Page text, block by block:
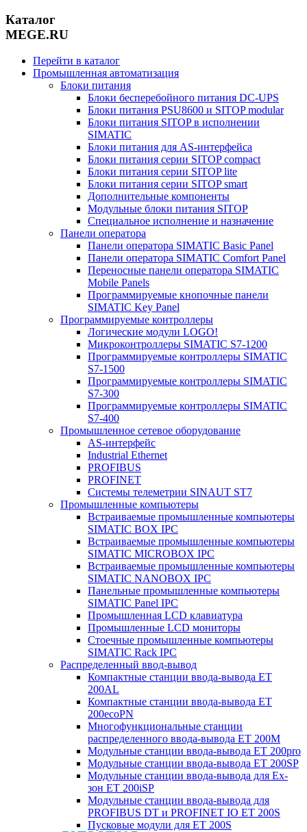
Каталог
MEGE.RU
Перейти в каталог
Промышленная автоматизация
Блоки питания
Блоки бесперебойного питания DC-UPS
Блоки питания PSU8600 и SITOP modular
Блоки питания SITOP в исполнении
SIMATIC
Блоки питания для AS-интерфейса
Блоки питания серии SITOP compact
Блоки питания серии SITOP lite
Блоки питания серии SITOP smart
Дополнительные компоненты
Модульные блоки питания SITOP
Специальное исполнение и назначение
Панели оператора
Панели оператора SIMATIC Basic Panel
Панели оператора SIMATIC Comfort Panel
Переносные панели оператора SIMATIC
Mobile Panels
Программируемые кнопочные панели
SIMATIC Key Panel
Программируемые контроллеры
Логические модули LOGO!
Микроконтроллеры SIMATIC S7-1200
Программируемые контроллеры SIMATIC
S7-1500
Программируемые контроллеры SIMATIC
S7-300
Программируемые контроллеры SIMATIC
S7-400
Промышленное сетевое оборудование
AS-интерфейс
Industrial Ethernet
PROFIBUS
PROFINET
Системы телеметрии SINAUT ST7
Промышленные компьютеры
Встраиваемые промышленные компьютеры
SIMATIC BOX IPC
Встраиваемые промышленные компьютеры
SIMATIC MICROBOX IPC
Встраиваемые промышленные компьютеры
SIMATIC NANOBOX IPC
Панельные промышленные компьютеры
SIMATIC Panel IPC
Промышленная LCD клавиатура
Промышленные LCD мониторы
Стоечные промышленные компьютеры
SIMATIC Rack IPC
Распределенный ввод-вывод
Компактные станции ввода-вывода ET
200AL
Компактные станции ввода-вывода ET
200ecoPN
Многофункциональные станции
распределенного ввода-вывода ET 200M
Модульные станции ввода-вывода ET 200pro
Модульные станции ввода-вывода ET 200SP
Модульные станции ввода-вывода для Ex-
зон ET 200iSP
Модульные станции ввода-вывода для
PROFIBUS DT и PROFINET IO ET 200S
Пусковые модули для ET 200S